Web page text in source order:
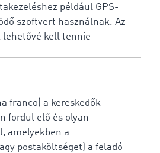
például GPS-
szoftvert használnak. Az
lehetővé kell tennie
franco) a kereskedők
fordul elő és olyan
amelyekben a
postaköltséget) a feladó